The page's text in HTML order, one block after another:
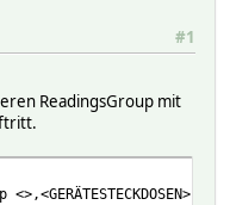
#1
ReadingsGroup mit